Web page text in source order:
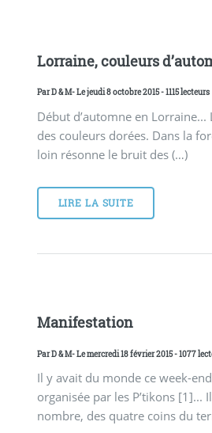
Lorraine, couleurs
ParD & M- Le jeudi 8 octobre 2015 - 1115 lecteurs
Début d’automne en Lorraine...
des couleurs dorées. Dans la
loin résonne le bruit des (…)
LIRE LA SUITE
Manifestation
ParD & M- Le mercredi 18 février 2015 - 1077
Il y avait du monde ce week-
organisée par les P’tikons [1]...
nombre, des quatre coins du